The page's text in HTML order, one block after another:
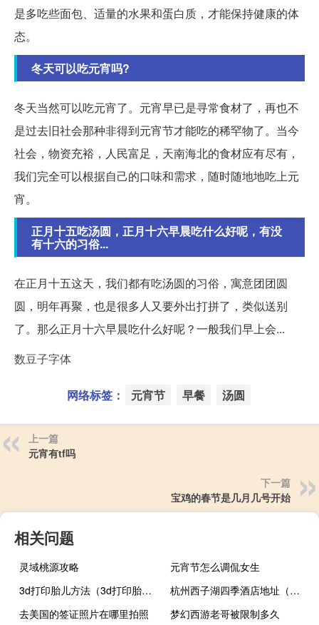
是多吃些面包、适量的水果和蛋白质，才能保持健康的体
态。
冬天可以吃元宵吗?
冬天当然可以吃元宵了。元宵早已是寻常食材了，再也不
是过去旧社会那种非得到元宵节才能吃的稀罕物了。当今
社会，物资充裕，人民富足，天南海北的食材应有尽有，
我们完全可以根据自己的口味和需求，随时随地地吃上元
宵。
正月十五吃汤圆，正月十六早晨吃什么好呢，有没
有十六的习俗...
在正月十五这天，我们都有吃汤圆的习俗，寓意团团圆
圆，明年再聚，也是很多人又要外出打拼了，类似送别
了。那么正月十六早晨吃什么好呢？一般我们早上会...
数豆子字体
网络标签： 元宵节 早餐 汤圆
上一篇
元宵有tf吗
下一篇
宝鸡的春节是几月几号开始
相关问题
灵域桃源攻略
元宵节怎么调侃女生
3d打印胎儿方法（3d打印胎儿）
杭州西子湖四季酒店地址（杭州西子湖四季酒店）
去美国的签证照片在哪里拍照
梦幻西游老哥被限制多久